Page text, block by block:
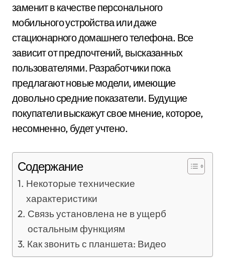
заменит в качестве персонального
мобильного устройства или даже
стационарного домашнего телефона. Все
зависит от предпочтений, высказанных
пользователями. Разработчики пока
предлагают новые модели, имеющие
довольно средние показатели. Будущие
покупатели выскажут свое мнение, которое,
несомненно, будет учтено.
Содержание
Некоторые технические
характеристики
Связь установлена не в ущерб
остальным функциям
Как звонить с планшета: Видео